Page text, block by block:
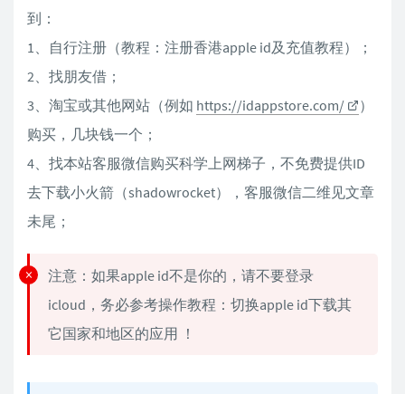
到：
1、自行注册（教程：注册香港apple id及充值教程）；
2、找朋友借；
3、淘宝或其他网站（例如 https://idappstore.com/
）
购买，几块钱一个；
4、找本站客服微信购买科学上网梯子，不免费提供ID
去下载小火箭（shadowrocket），客服微信二维见文章
未尾；
注意：如果apple id不是你的，请不要登录
icloud，务必参考操作教程：切换apple id下载其
它国家和地区的应用 ！